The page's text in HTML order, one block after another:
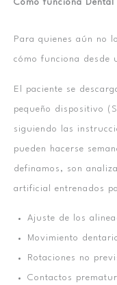
Cómo funciona
Para quienes aún no
cómo funciona desde
El paciente se
pequeño dispositivo
siguiendo las
pueden hacerse
definamos, son
artificial entrenados
Ajuste de los
Movimiento
Rotaciones no
Contactos